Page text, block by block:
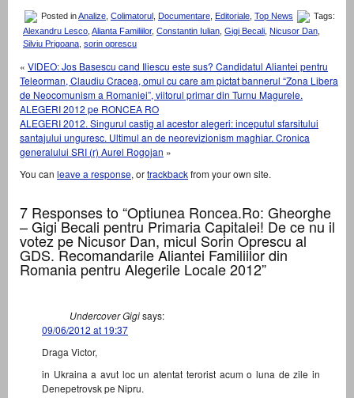
Posted inAnalize Colimatorul Documentare Editoriale Top News
Tags:
Alexandru Lesco, Alianta Familiilor, Constantin Iulian, Gigi Becali, Nicusor Dan,
Silviu Prigoana, sorin oprescu
« VIDEO: Jos Basescu cand Iliescu este sus? Candidatul Aliantei pentru
Teleorman, Claudiu Cracea, omul cu care am pictat bannerul “Zona Libera
de Neocomunism a Romaniei”, viitorul primar din Turnu Magurele.
ALEGERI 2012 pe RONCEA RO
ALEGERI 2012. Singurul castig al acestor alegeri: inceputul sfarsitului
santajului unguresc. Ultimul an de neorevizionism maghiar. Cronica
generalului SRI (r) Aurel Rogojan »
You can leave a response, ortrackbackfrom your own site.
7 Responses to “Optiunea Roncea.Ro: Gheorghe
– Gigi Becali pentru Primaria Capitalei! De ce nu il
votez pe Nicusor Dan, micul Sorin Oprescu al
GDS. Recomandarile Aliantei Familiilor din
Romania pentru Alegerile Locale 2012”
Undercover Gigisays:
09/06/2012 at 19:37
Draga Victor,
in Ukraina a avut loc un atentat terorist acum o luna de zile in
Denepetrovsk pe Nipru.